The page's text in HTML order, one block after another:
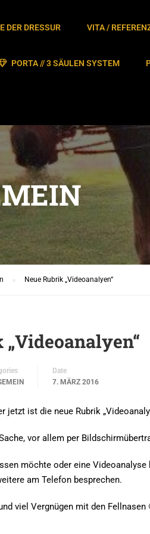
DER DRESSUR VITA /
PORTA // 3 SÄULEN SYSTEM
Neue Rubrik „Videoanalyen“
Date
7. MÄRZ 2016
jetzt ist die neue Rubrik
vor allem per
möchte oder eine
am Telefon besprechen.
viel Vergnügen mit den Fellnasen